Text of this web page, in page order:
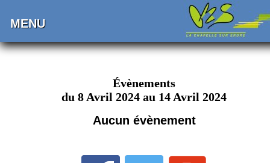
MENU
Évènements
du 8 Avril 2024 au 14 Avril 2024
Aucun évènement